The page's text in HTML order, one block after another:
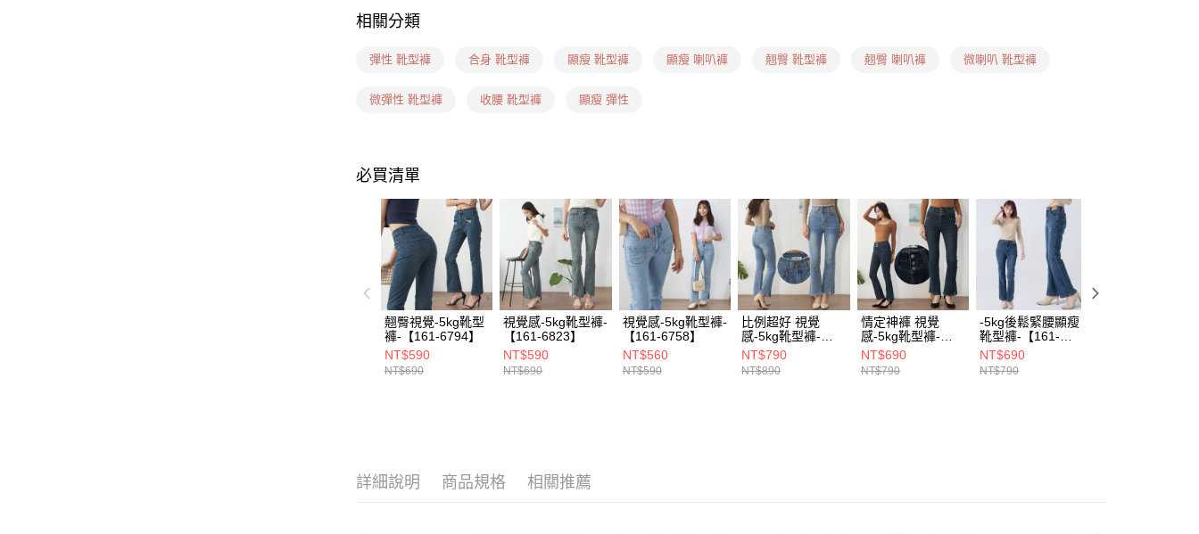
7-11隔日到貨(信用卡、多元支付)
每筆NT$100，滿NT$1,899(含以上)免運費
相關分類
彈性 靴型褲 合身 靴型褲 顯瘦 靴型褲 顯瘦 喇叭褲 翹臀 靴型褲 翹臀 喇叭褲 微喇叭 靴型褲
微彈性 靴型褲 收腰 靴型褲 顯瘦 彈性
必買清單
翹臀視覺-5kg靴型
褲-【161-6794】
NT$590
NT$690
視覺感-5kg靴型褲-
【161-6823】
NT$590
NT$690
視覺感-5kg靴型褲-
【161-6758】
NT$560
NT$590
比例超好 視覺
感-5kg靴型褲-
【161-6851】
NT$790
NT$890
情定神褲 視覺
感-5kg靴型褲-
【161-6837】
NT$690
NT$790
-5kg後鬆緊腰顯瘦
靴型褲-【161-
6947】
NT$690
NT$790
詳細說明 商品規格 相關推薦